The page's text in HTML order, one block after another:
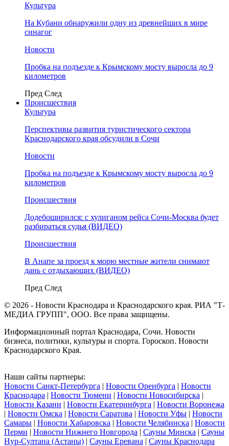
Культура
На Кубани обнаружили одну из древнейших в мире
синагог
Новости
Пробка на подъезде к Крымскому мосту выросла до 9
километров
Пред След
Происшествия
Культура
Перспективы развития туристического сектора
Краснодарского края обсудили в Сочи
Новости
Пробка на подъезде к Крымскому мосту выросла до 9
километров
Происшествия
Додебоширился: с хулиганом рейса Сочи-Москва будет
разбираться судья (ВИДЕО)
Происшествия
В Анапе за проезд к морю местные жители снимают
дань с отдыхающих (ВИДЕО)
Пред След
© 2026 - Новости Краснодара и Краснодарского края. РИА "Т-
МЕДИА ГРУПП", ООО. Все права защищены.
Информационный портал Краснодара, Сочи. Новости
бизнеса, политики, культуры и спорта. Гороскоп. Новости
Краснодарского Края.
Наши сайты партнеры:
Новости Санкт-Петербурга | Новости Оренбурга | Новости
Краснодара | Новости Тюмени | Новости Новосибирска |
Новости Казани | Новости Екатеринбурга | Новости Воронежа
| Новости Омска | Новости Саратова | Новости Уфы | Новости
Самары | Новости Хабаровска | Новости Челябинска | Новости
Перми | Новости Нижнего Новгорода | Сауны Минска | Сауны
Нур-Султана (Астаны) | Сауны Еревана | Сауны Краснодара